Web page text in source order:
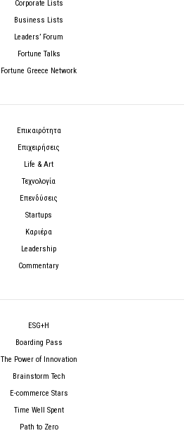
Corporate Lists
Business Lists
Leaders’ Forum
Fortune Talks
Fortune Greece Network
Επικαιρότητα
Επιχειρήσεις
Life & Art
Τεχνολογία
Επενδύσεις
Startups
Καριέρα
Leadership
Commentary
ESG+H
Boarding Pass
The Power of Innovation
Brainstorm Tech
E-commerce Stars
Time Well Spent
Path to Zero